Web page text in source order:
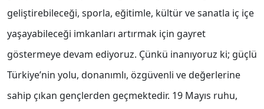
geliştirebileceği, sporla, eğitimle, kültür ve sanatla iç içe
yaşayabileceği imkanları artırmak için gayret
göstermeye devam ediyoruz. Çünkü inanıyoruz ki; güçlü
Türkiye’nin yolu, donanımlı, özgüvenli ve değerlerine
sahip çıkan gençlerden geçmektedir. 19 Mayıs ruhu,